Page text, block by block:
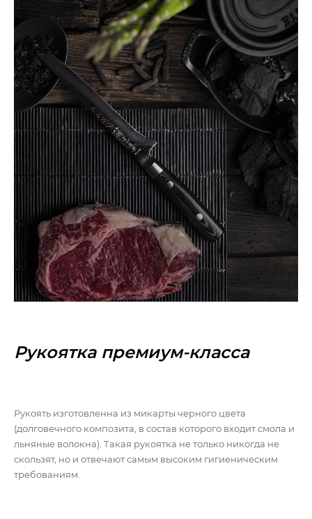
Рукоятка премиум-класса
Рукоять изготовленна из микарты черного цвета
(долговечного композита, в состав которого входит смола и
льняные волокна). Такая рукоятка не только никогда не
скользят, но и отвечают самым высоким гигиеническим
требованиям.